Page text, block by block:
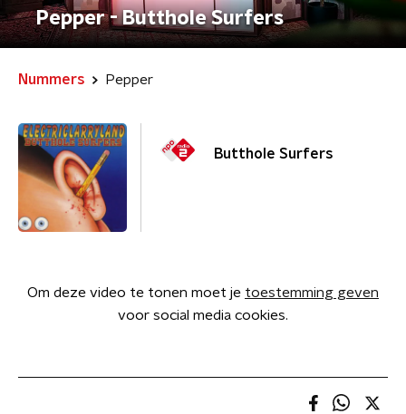
Pepper - Butthole Surfers
Nummers Pepper
Butthole Surfers
Om deze video te tonen moet je toestemming geven
voor social media cookies.